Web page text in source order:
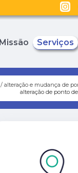
Missão Serviços
alteração e mudança de
alteração de ponto